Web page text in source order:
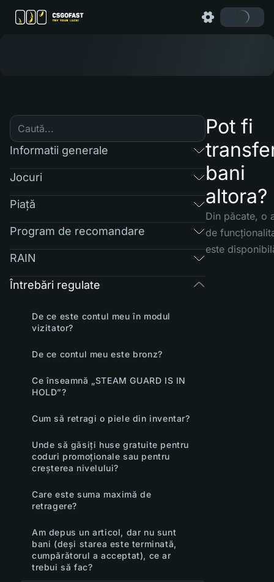
Informatii generale
Jocuri
Piaţă
Program de recomandare
RAIN
Întrebări regulate
De ce este contul meu în modul
vizitator?
De ce contul meu este bronz?
Ce înseamnă „STEAM GUARD IS IN
HOLD”?
Cum să retragi o piele din inventar?
Unde să găsiți huse gratuite pentru
coduri promoționale sau pentru
creșterea nivelului?
Care este suma maximă de
retragere?
Am depus un articol, dar nu sunt
bani (deși starea este terminată,
cumpărătorul a acceptat), ce ar
trebui să fac?
Pot fi
bani
altora?
Din păcate, o
de
este